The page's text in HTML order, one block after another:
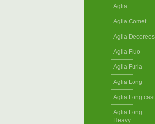
Aglia
Aglia Comet
Aglia Decorees
Aglia Fluo
Aglia Furia
Aglia Long
Aglia Long cast
Aglia Long
Heavy